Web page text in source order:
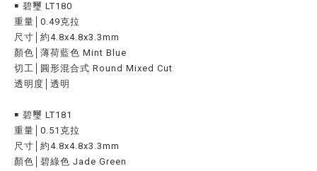
￭ 碧璽 LT180
重量│0.49克拉
尺寸│約4.8x4.8x3.3mm
顏色│薄荷藍色 Mint Blue
切工│圓形混合式 Round Mixed Cut
透明度│透明
￭ 碧璽 LT181
重量│0.51克拉
尺寸│約4.8x4.8x3.3mm
顏色│碧綠色 Jade Green